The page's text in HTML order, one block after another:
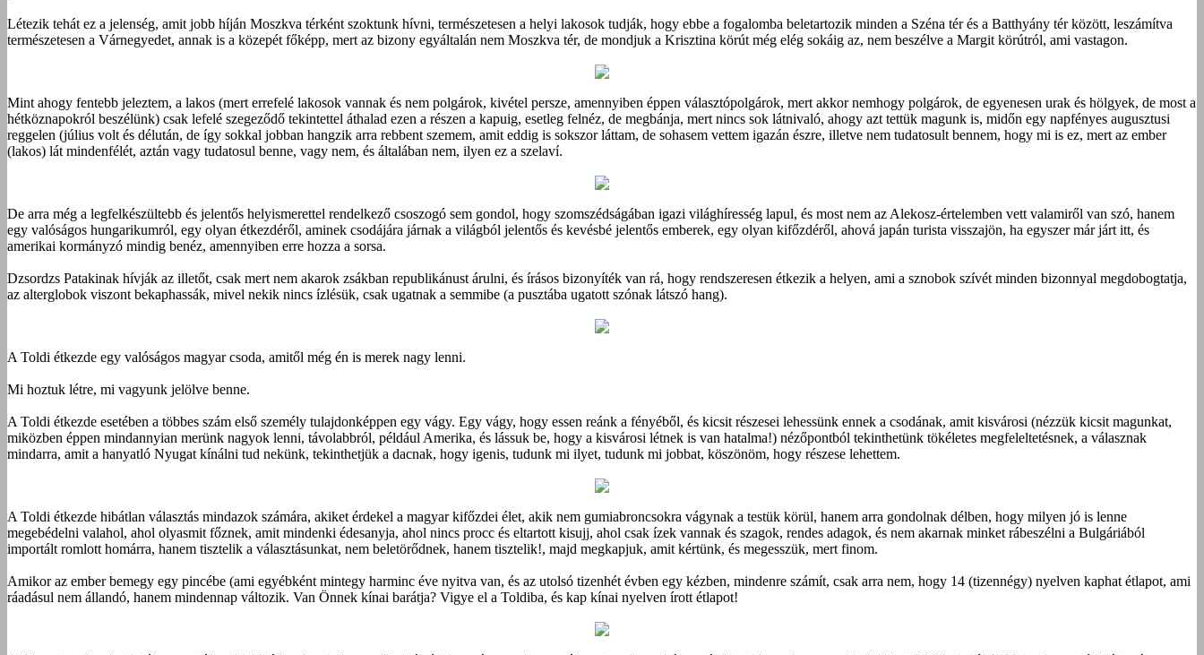
Létezik tehát ez a jelenség, amit jobb híján Moszkva térként szoktunk hívni, természetesen a helyi lakosok tudják, hogy ebbe a fogalomba beletartozik minden a Széna tér és a Batthyány tér között, leszámítva
természetesen a Várnegyedet, annak is a közepét főképp, mert az bizony egyáltalán nem Moszkva tér, de mondjuk a Krisztina körút még elég sokáig az, nem beszélve a Margit körútról, ami vastagon.
Mint ahogy fentebb jeleztem, a lakos (mert errefelé lakosok vannak és nem polgárok, kivétel persze, amennyiben éppen választópolgárok, mert akkor nemhogy polgárok, de egyenesen urak és hölgyek, de most a
hétköznapokról beszélünk) csak lefelé szegeződő tekintettel áthalad ezen a részen a kapuig, esetleg felnéz, de megbánja, mert nincs sok látnivaló, ahogy azt tettük magunk is, midőn egy napfényes augusztusi
reggelen (július volt és délután, de így sokkal jobban hangzik arra rebbent szemem, amit eddig is sokszor láttam, de sohasem vettem igazán észre, illetve nem tudatosult bennem, hogy mi is ez, mert az ember
(lakos) lát mindenfélét, aztán vagy tudatosul benne, vagy nem, és általában nem, ilyen ez a szelaví.
De arra még a legfelkészültebb és jelentős helyismerettel rendelkező csoszogó sem gondol, hogy szomszédságában igazi világhíresség lapul, és most nem az Alekosz-értelemben vett valamiről van szó, hanem
egy valóságos hungarikumról, egy olyan étkezdéről, aminek csodájára járnak a világból jelentős és kevésbé jelentős emberek, egy olyan kifőzdéről, ahová japán turista visszajön, ha egyszer már járt itt, és
amerikai kormányzó mindig benéz, amennyiben erre hozza a sorsa.
Dzsordzs Patakinak hívják az illetőt, csak mert nem akarok zsákban republikánust árulni, és írásos bizonyíték van rá, hogy rendszeresen étkezik a helyen, ami a sznobok szívét minden bizonnyal megdobogtatja,
az alterglobok viszont bekaphassák, mivel nekik nincs ízlésük, csak ugatnak a semmibe (a pusztába ugatott szónak látszó hang).
A Toldi étkezde egy valóságos magyar csoda, amitől még én is merek nagy lenni.
Mi hoztuk létre, mi vagyunk jelölve benne.
A Toldi étkezde esetében a többes szám első személy tulajdonképpen egy vágy. Egy vágy, hogy essen reánk a fényéből, és kicsit részesei lehessünk ennek a csodának, amit kisvárosi (nézzük kicsit magunkat,
miközben éppen mindannyian merünk nagyok lenni, távolabbról, például Amerika, és lássuk be, hogy a kisvárosi létnek is van hatalma!) nézőpontból tekinthetünk tökéletes megfeleltetésnek, a válasznak
mindarra, amit a hanyatló Nyugat kínálni tud nekünk, tekinthetjük a dacnak, hogy igenis, tudunk mi ilyet, tudunk mi jobbat, köszönöm, hogy részese lehettem.
A Toldi étkezde hibátlan választás mindazok számára, akiket érdekel a magyar kifőzdei élet, akik nem gumiabroncsokra vágynak a testük körül, hanem arra gondolnak délben, hogy milyen jó is lenne
megebédelni valahol, ahol olyasmit főznek, amit mindenki édesanyja, ahol nincs procc és eltartott kisujj, ahol csak ízek vannak és szagok, rendes adagok, és nem akarnak minket rábeszélni a Bulgáriából
importált romlott homárra, hanem tisztelik a választásunkat, nem beletörődnek, hanem tisztelik!, majd megkapjuk, amit kértünk, és megesszük, mert finom.
Amikor az ember bemegy egy pincébe (ami egyébként mintegy harminc éve nyitva van, és az utolsó tizenhét évben egy kézben, mindenre számít, csak arra nem, hogy 14 (tizennégy) nyelven kaphat étlapot, ami
ráadásul nem állandó, hanem mindennap változik. Van Önnek kínai barátja? Vigye el a Toldiba, és kap kínai nyelven írott étlapot!